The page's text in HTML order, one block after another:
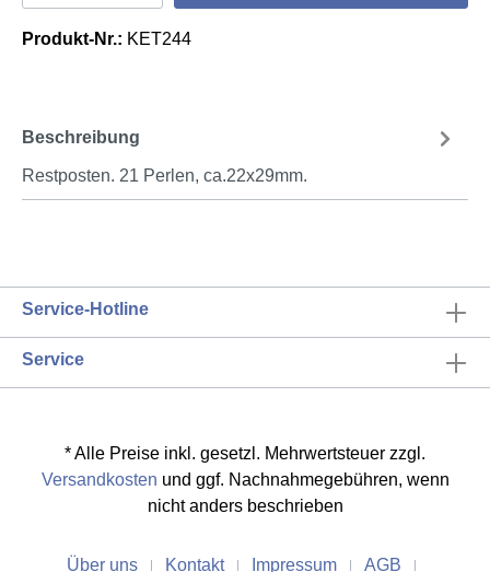
Produkt-Nr.: KET244
Beschreibung
Restposten. 21 Perlen, ca.22x29mm.
Service-Hotline
Service
* Alle Preise inkl. gesetzl. Mehrwertsteuer zzgl.
Versandkosten und ggf. Nachnahmegebühren, wenn
nicht anders beschrieben
Über uns Kontakt Impressum AGB